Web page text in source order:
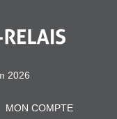
2026
MON COMPTE